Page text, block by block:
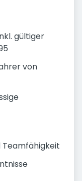
gültiger
von